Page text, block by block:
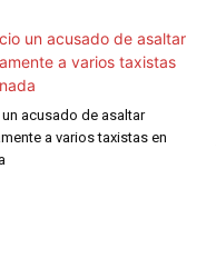
acusado de asaltar
a varios taxistas en